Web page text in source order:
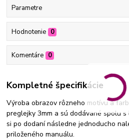
Parametre
Hodnotenie 0
Komentáre 0
Kompletné špecifikácie
Výroba obrazov rôzneho motívu a
preglejky 3mm a sú dodávané spolu
si po dodaní následne jednoducho
priloženého manuálu.